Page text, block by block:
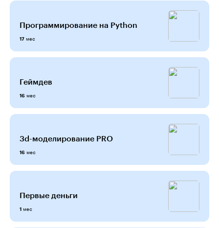
Программирование на Python
17 мес
Геймдев
16 мес
3d-моделирование PRO
16 мес
Первые деньги
1 мес